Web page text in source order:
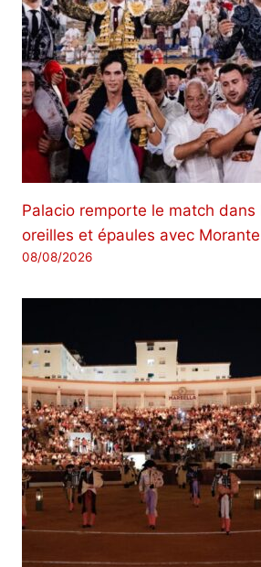
Palacio remporte le match dans
oreilles et épaules avec
08/08/2026